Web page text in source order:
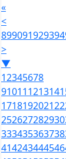
«
<
899091929394
>
▼
12345678
91011121314
171819202122
252627282930
333435363738
414243444546